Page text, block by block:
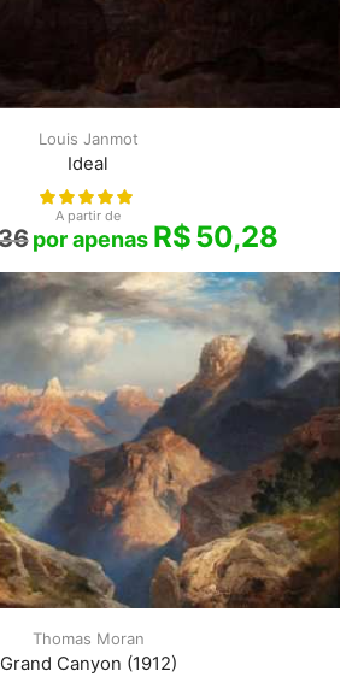
Louis Janmot
Ideal
A partir de
R$50,28
Thomas Moran
Grand Canyon (1912)